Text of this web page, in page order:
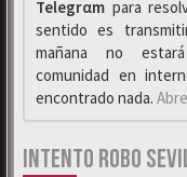
Telegrαm para
sentido es
mañana no
comunidad en
encontrado nada.
INTENTO ROBO